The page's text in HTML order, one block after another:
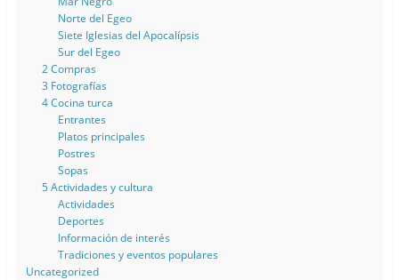
Norte del Egeo
Siete Iglesias del Apocalípsis
Sur del Egeo
2 Compras
3 Fotografías
4 Cocina turca
Entrantes
Platos principales
Postres
Sopas
5 Actividades y cultura
Actividades
Deportes
Información de interés
Tradiciones y eventos populares
Uncategorized